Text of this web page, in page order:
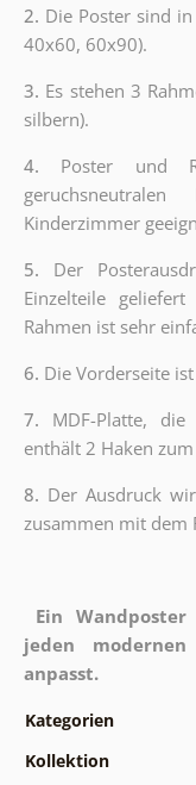
2. Die Poster sind
40x60, 60x90).
3. Es stehen 3
silbern).
4. Poster und
Kinderzimmer
5. Der
Einzelteile
Rahmen ist sehr
6. Die Vorderseite
7. MDF-Platte,
enthält 2 Haken
8. Der Ausdruck
zusammen mit dem
Ein
jeden
anpasst.
Kategorien
Kollektion